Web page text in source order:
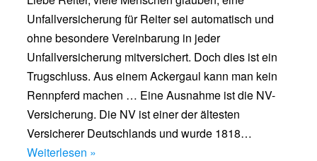
Unfallversicherung für Reiter sei automatisch und
ohne besondere Vereinbarung in jeder
Unfallversicherung mitversichert. Doch dies ist ein
Trugschluss. Aus einem Ackergaul kann man kein
Rennpferd machen … Eine Ausnahme ist die NV-
Versicherung. Die NV ist einer der ältesten
Versicherer Deutschlands und wurde 1818…
Weiterlesen »